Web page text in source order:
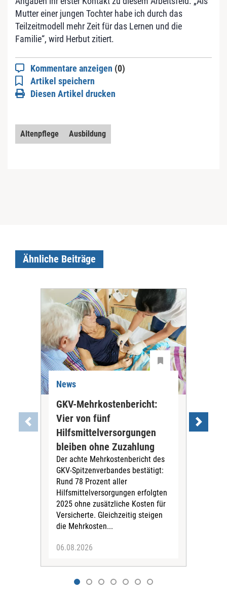
Mutter einer jungen Tochter habe ich durch das
Teilzeitmodell mehr Zeit für das Lernen und die
Familie“, wird Herbut zitiert.
Kommentare anzeigen (0)
Artikel speichern
Diesen Artikel drucken
Altenpflege Ausbildung
Ähnliche Beiträge
News
GKV-Mehrkostenbericht:
Vier von fünf
Hilfsmittelversorgungen
bleiben ohne Zuzahlung
Der achte Mehrkostenbericht des
GKV-Spitzenverbandes bestätigt:
Rund 78 Prozent aller
Hilfsmittelversorgungen erfolgten
2025 ohne zusätzliche Kosten für
Versicherte. Gleichzeitig steigen
die Mehrkosten...
06.08.2026